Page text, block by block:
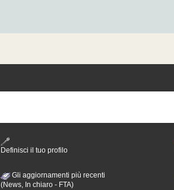
Definisci il tuo profilo
Gli aggiornamenti più recenti
(News, In chiaro - FTA)